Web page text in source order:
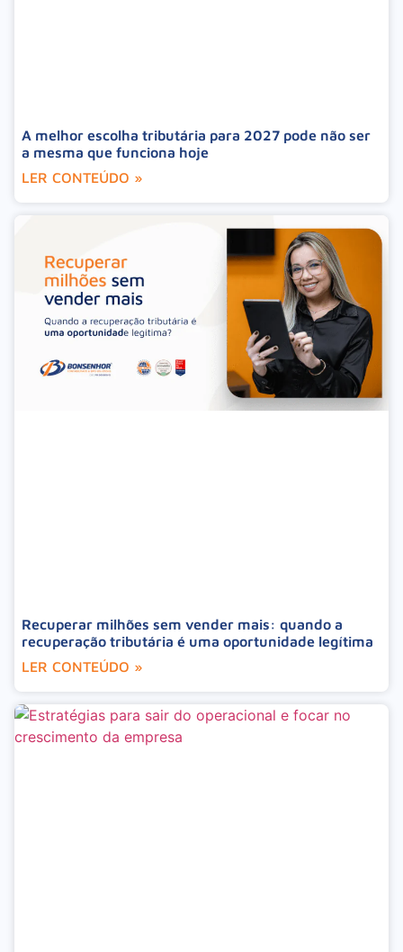
A melhor escolha tributária para 2027 pode não ser
a mesma que funciona hoje
LER CONTEÚDO »
Recuperar milhões sem vender mais: quando a
recuperação tributária é uma oportunidade legítima
LER CONTEÚDO »